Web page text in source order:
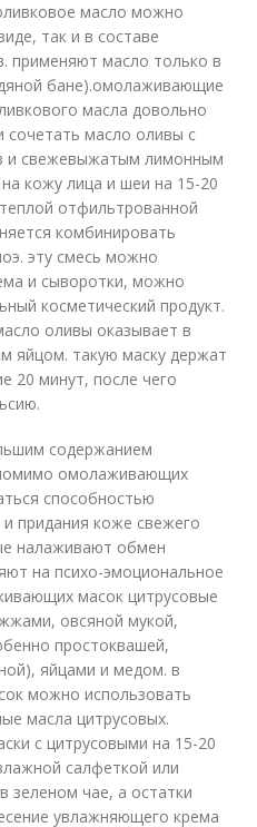
масло можно
так и в составе
применяют масло только в
бане).омолаживающие
масла довольно
сочетать масло оливы с
и свежевыжатым лимонным
кожу лица и шеи на 15-20
отфильтрованной
комбинировать
эту смесь можно
и сыворотки, можно
косметический продукт.
оливы оказывает в
яйцом. такую маску держат
20 минут, после чего
содержанием
омолаживающих
способностью
придания коже свежего
налаживают обмен
на психо-эмоциональное
масок цитрусовые
овсяной мукой,
простоквашей,
яйцами и медом. в
можно использовать
масла цитрусовых.
с цитрусовыми на 15-20
салфеткой или
зеленом чае, а остатки
увлажняющего крема